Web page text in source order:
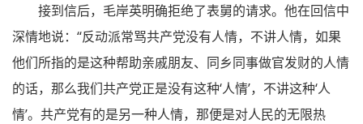
接到信后，毛岸英明确拒绝了表舅的请求。他在回信中
深情地说：“反动派常骂共产党没有人情，不讲人情，如果
他们所指的是这种帮助亲戚朋友、同乡同事做官发财的人情
的话，那么我们共产党正是没有这种‘人情’，不讲这种‘人
情’。共产党有的是另一种人情，那便是对人民的无限热